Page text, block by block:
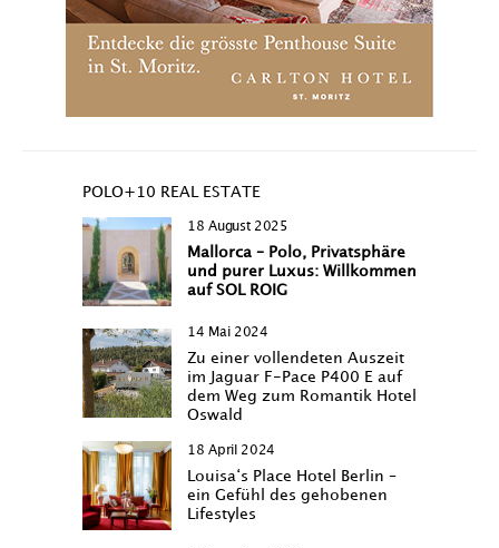
POLO+10 REAL ESTATE
18 August 2025
Mallorca – Polo, Privatsphäre
und purer Luxus: Willkommen
auf SOL ROIG
14 Mai 2024
Zu einer vollendeten Auszeit
im Jaguar F-Pace P400 E auf
dem Weg zum Romantik Hotel
Oswald
18 April 2024
Louisa‘s Place Hotel Berlin –
ein Gefühl des gehobenen
Lifestyles